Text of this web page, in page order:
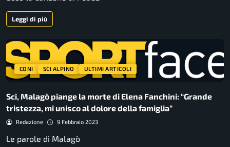
Leggi di più
CONI SCI ALPINO ULTIMI ARTICOLI
Sci, Malagò piange la morte di Elena Fanchini: “Grande
tristezza, mi unisco al dolore della famiglia”
Redazione 9 Febbraio 2023
Le parole di Malagò